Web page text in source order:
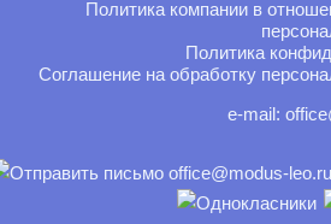
Политика компании в
Политика
Соглашение на обработку
e-mail: